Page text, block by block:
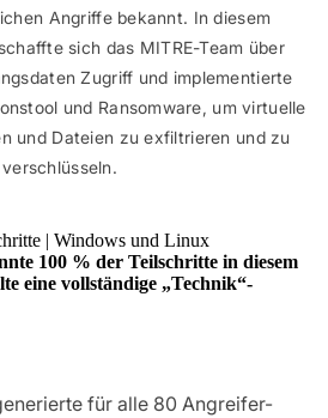
Angriffe bekannt. In diesem
sich das MITRE-Team über
Zugriff und implementierte
und Ransomware, um virtuelle
und Dateien zu exfiltrieren und zu
verschlüsseln.
| Windows und Linux
100 % der Teilschritte in diesem
eine vollständige „Technik“-
für alle 80 Angreifer-